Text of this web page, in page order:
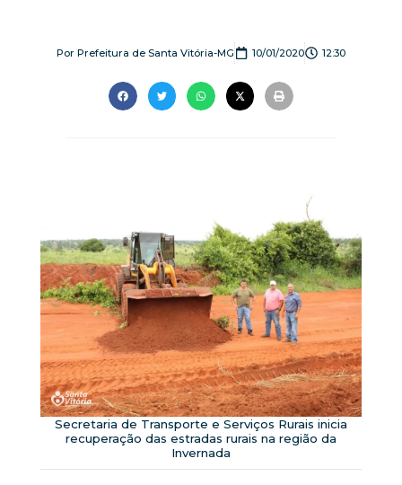
Por Prefeitura de Santa Vitória-MG 10/01/2020 12:30
Secretaria de Transporte e Serviços Rurais inicia
recuperação das estradas rurais na região da
Invernada